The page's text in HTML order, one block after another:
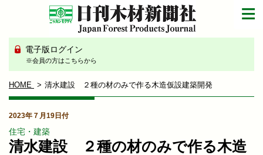
電子版ログイン
※会員の方はこちらから
HOME 清水建設 ２種の材のみで作る木造仮設建築開発
2023年７月19日付
住宅・建築
清水建設 ２種の材のみで作る木造